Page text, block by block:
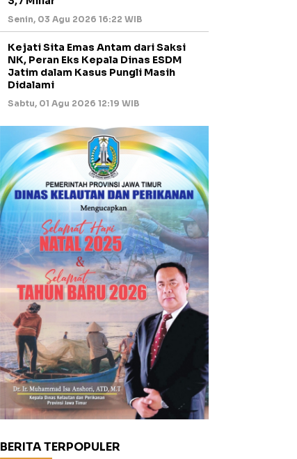
Senin, 03 Agu 2026 16:22 WIB
Kejati Sita Emas Antam dari Saksi
NK, Peran Eks Kepala Dinas ESDM
Jatim dalam Kasus Pungli Masih
Didalami
Sabtu, 01 Agu 2026 12:19 WIB
BERITA TERPOPULER